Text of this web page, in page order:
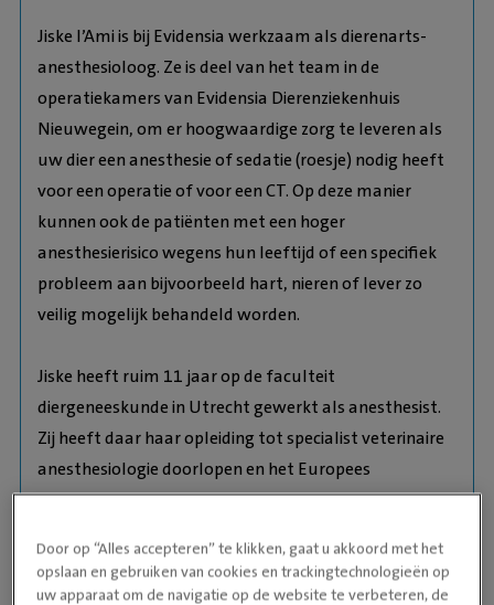
Jiske l’Ami is bij Evidensia werkzaam als dierenarts-
anesthesioloog. Ze is deel van het team in de
operatiekamers van Evidensia Dierenziekenhuis
Nieuwegein, om er hoogwaardige zorg te leveren als
uw dier een anesthesie of sedatie (roesje) nodig heeft
voor een operatie of voor een CT. Op deze manier
kunnen ook de patiënten met een hoger
anesthesierisico wegens hun leeftijd of een specifiek
probleem aan bijvoorbeeld hart, nieren of lever zo
veilig mogelijk behandeld worden.
Jiske heeft ruim 11 jaar op de faculteit
diergeneeskunde in Utrecht gewerkt als anesthesist.
Zij heeft daar haar opleiding tot specialist veterinaire
anesthesiologie doorlopen en het Europees
specialistenexamen inmiddels voor de helft behaald.
In haar vrije tijd is ze het liefst veel buiten, weer of
geen weer. Met twee jonge kinderen, een hond en twee
Door op “Alles accepteren” te klikken, gaat u akkoord met het
opslaan en gebruiken van cookies en trackingtechnologieën op
uw apparaat om de navigatie op de website te verbeteren, de